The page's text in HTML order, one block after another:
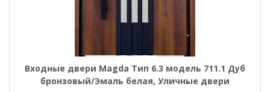
Входные двери Magda Тип 6.3 модель 711.1 Дуб
бронзовый/Эмаль белая, Уличные двери